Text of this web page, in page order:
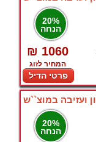
20%
הנחה
₪ 1060
המחיר לזוג
פרטי הדיל
20%
הנחה